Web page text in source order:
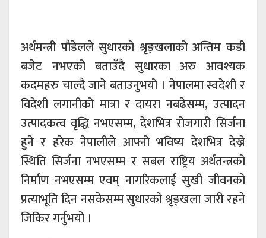
अर्थमन्त्री पौडेलले सुधारको श्रृङ्खलाको अन्तिम कडी
बजेट नभएको बताउँदै सुधारका अरु आवश्यक
कदमहरु चाल्दै जाने बताउनुभयो । नेपालमा स्वदेशी र
विदेशी लगानीको मात्रा र दायरा नबढेसम्म, उत्पादन
उत्पादकत्व वृद्धि नभएसम्म, देशभित्र रोजगारी सिर्जना
हुने र हरेक नेपालीले आफ्नो भविष्य देशभित्र देख्ने
स्थिति सिर्जना नभएसम्म र सबल राष्ट्रिय अर्थतन्त्रको
निर्माण नभएसम्म एवम् नागरिकलाई सुखी जीवनको
प्रत्याभूति दिन नसकेसम्म सुधारको श्रृङ्खला जारी रहने
जिकिर गर्नुभयो ।